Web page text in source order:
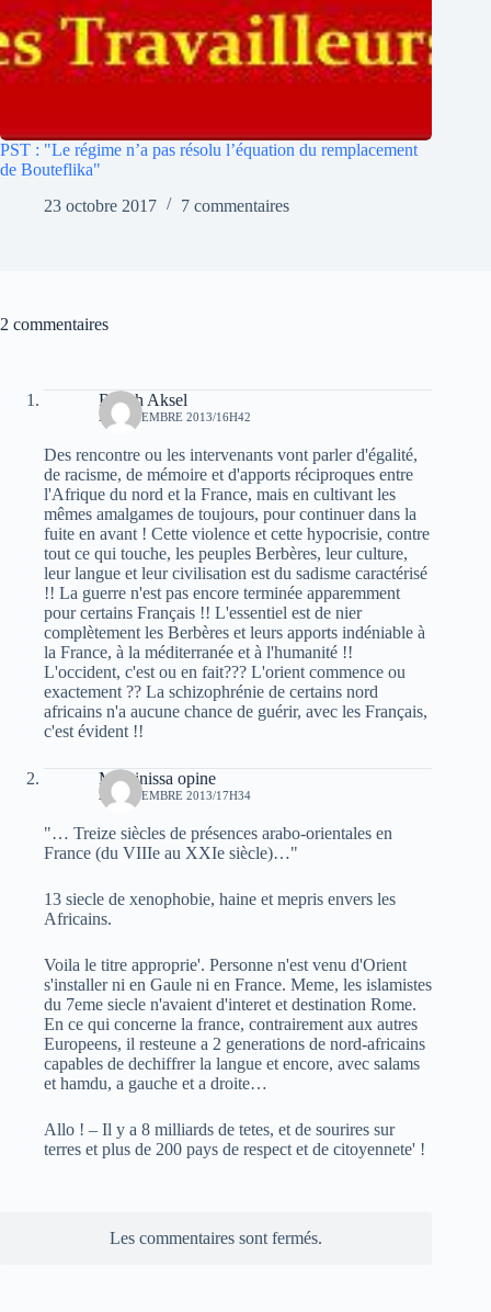
PST : "Le régime n’a pas résolu l’équation du remplacement
de Bouteflika"
23 octobre 2017
7 commentaires
2 commentaires
Raveh Aksel
20 NOVEMBRE 2013/16H42
Des rencontre ou les intervenants vont parler d'égalité,
de racisme, de mémoire et d'apports réciproques entre
l'Afrique du nord et la France, mais en cultivant les
mêmes amalgames de toujours, pour continuer dans la
fuite en avant ! Cette violence et cette hypocrisie, contre
tout ce qui touche, les peuples Berbères, leur culture,
leur langue et leur civilisation est du sadisme caractérisé
!! La guerre n'est pas encore terminée apparemment
pour certains Français !! L'essentiel est de nier
complètement les Berbères et leurs apports indéniable à
la France, à la méditerranée et à l'humanité !!
L'occident, c'est ou en fait??? L'orient commence ou
exactement ?? La schizophrénie de certains nord
africains n'a aucune chance de guérir, avec les Français,
c'est évident !!
Massinissa opine
22 NOVEMBRE 2013/17H34
"… Treize siècles de présences arabo-orientales en
France (du VIIIe au XXIe siècle)…"
13 siecle de xenophobie, haine et mepris envers les
Africains.
Voila le titre approprie'. Personne n'est venu d'Orient
s'installer ni en Gaule ni en France. Meme, les islamistes
du 7eme siecle n'avaient d'interet et destination Rome.
En ce qui concerne la france, contrairement aux autres
Europeens, il resteune a 2 generations de nord-africains
capables de dechiffrer la langue et encore, avec salams
et hamdu, a gauche et a droite…
Allo ! – Il y a 8 milliards de tetes, et de sourires sur
terres et plus de 200 pays de respect et de citoyennete' !
Les commentaires sont fermés.